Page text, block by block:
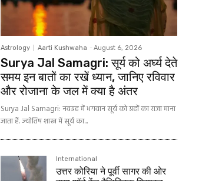
Astrology Aarti Kushwaha - August 6, 2026
Surya Jal Samagri: सूर्य को अर्घ्य देते
समय इन बातों का रखें ध्यान, जानिए रविवार
और रोजाना के जल में क्या है अंतर
Surya Jal Samagri: नवग्रह में भगवान सूर्य को ग्रहों का राजा माना
जाता हैं. ज्योतिष शास्त्र में सूर्य का...
International
उत्तर कोरिया ने पूर्वी सागर की ओर